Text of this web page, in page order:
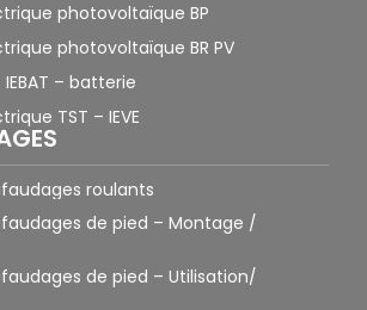
photovoltaïque BP
photovoltaïque BR PV
– batterie
TST – IEVE
roulants
de pied – Montage /
de pied – Utilisation/